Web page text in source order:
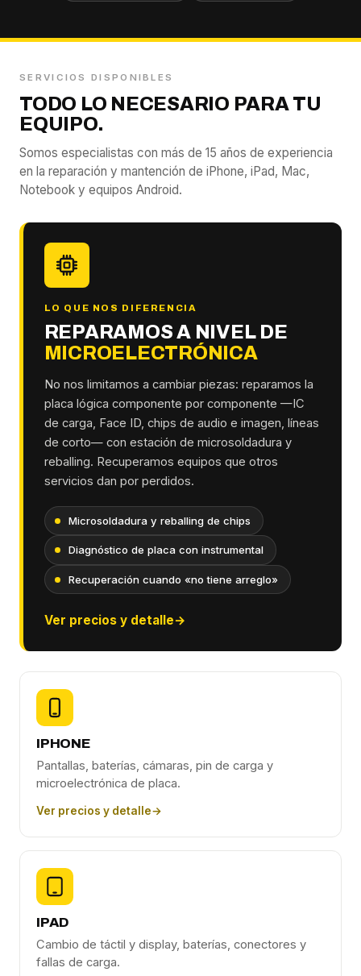
SERVICIOS DISPONIBLES
TODO LO NECESARIO PARA TU
EQUIPO.
Somos especialistas con más de 15 años de experiencia
en la reparación y mantención de iPhone, iPad, Mac,
Notebook y equipos Android.
LO QUE NOS DIFERENCIA
REPARAMOS A NIVEL DE
MICROELECTRÓNICA
No nos limitamos a cambiar piezas: reparamos la
placa lógica componente por componente —IC
de carga, Face ID, chips de audio e imagen, líneas
de corto— con estación de microsoldadura y
reballing. Recuperamos equipos que otros
servicios dan por perdidos.
Microsoldadura y reballing de chips
Diagnóstico de placa con instrumental
Recuperación cuando «no tiene arreglo»
Ver precios y detalle→
IPHONE
Pantallas, baterías, cámaras, pin de carga y
microelectrónica de placa.
Ver precios y detalle→
IPAD
Cambio de táctil y display, baterías, conectores y
fallas de carga.